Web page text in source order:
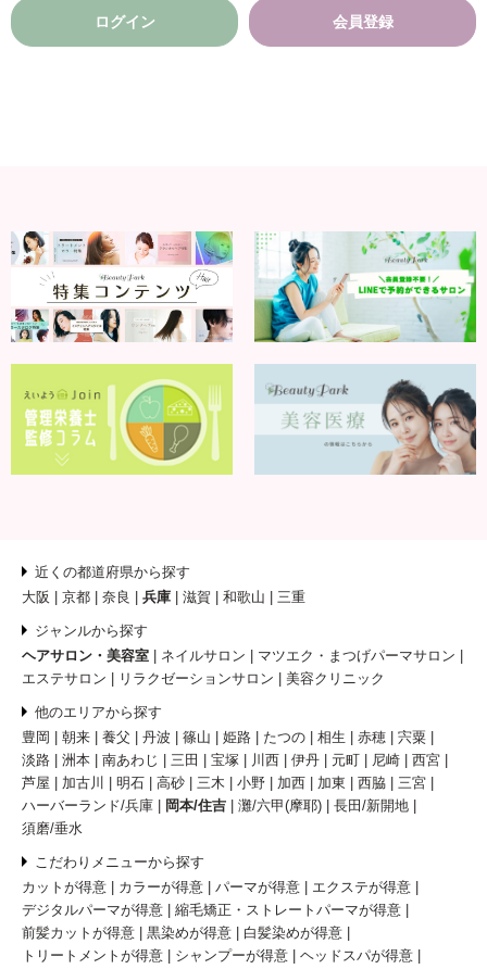
ログイン 会員登録
近くの都道府県から探す
大阪
京都 奈良 兵庫 滋賀 和歌山 三重
ジャンルから探す
ヘアサロン・美容室
ネイルサロン
マツエク・まつげパーマサロン
エステサロン
リラクゼーションサロン 美容クリニック
他のエリアから探す
豊岡
朝来 養父 丹波 篠山 姫路 たつの 相生 赤穂
宍粟
淡路
洲本 南あわじ 三田 宝塚 川西 伊丹 元町 尼崎
西宮
芦屋
加古川 明石 高砂 三木 小野 加西 加東 西脇
三宮
ハーバーランド/兵庫
岡本/住吉 灘/六甲(摩耶)
長田/新開地
須磨/垂水
こだわりメニューから探す
カットが得意
カラーが得意 パーマが得意
エクステが得意
デジタルパーマが得意
縮毛矯正・ストレートパーマが得意
前髪カットが得意
黒染めが得意
白髪染めが得意
トリートメントが得意
シャンプーが得意
ヘッドスパが得意